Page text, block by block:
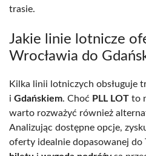
trasie.
Jakie linie lotnicze
Wrocławia do
Kilka linii lotniczych obsługuje
i Gdańskiem. Choć PLL LOT to
warto rozważyć również
Analizując dostępne opcje,
oferty idealnie dopasowanej do